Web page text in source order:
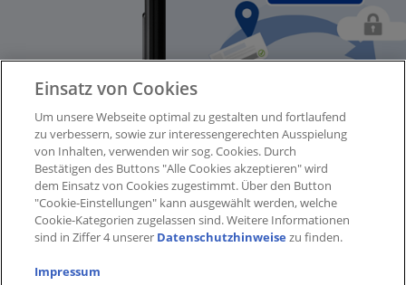
Einsatz von Cookies
Um unsere Webseite optimal zu gestalten und fortlaufend
zu verbessern, sowie zur interessengerechten Ausspielung
von Inhalten, verwenden wir sog. Cookies. Durch
Bestätigen des Buttons "Alle Cookies akzeptieren" wird
dem Einsatz von Cookies zugestimmt. Über den Button
"Cookie-Einstellungen" kann ausgewählt werden, welche
Cookie-Kategorien zugelassen sind. Weitere Informationen
sind in Ziffer 4 unserer Datenschutzhinweise zu finden.
Impressum